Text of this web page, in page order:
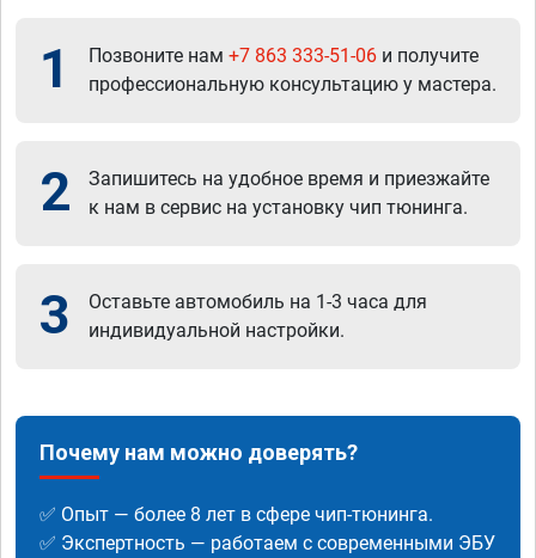
1 Позвоните нам +7 863 333-51-06 и получите
профессиональную консультацию у мастера.
2
Запишитесь на удобное время и приезжайте
к нам в сервис на установку чип тюнинга.
3
Оставьте автомобиль на 1-3 часа для
индивидуальной настройки.
Почему нам можно доверять?
✅ Опыт — более 8 лет в сфере чип-тюнинга.
✅ Экспертность — работаем с современными ЭБУ